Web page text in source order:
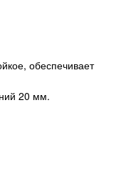
обеспечивает
20 мм.